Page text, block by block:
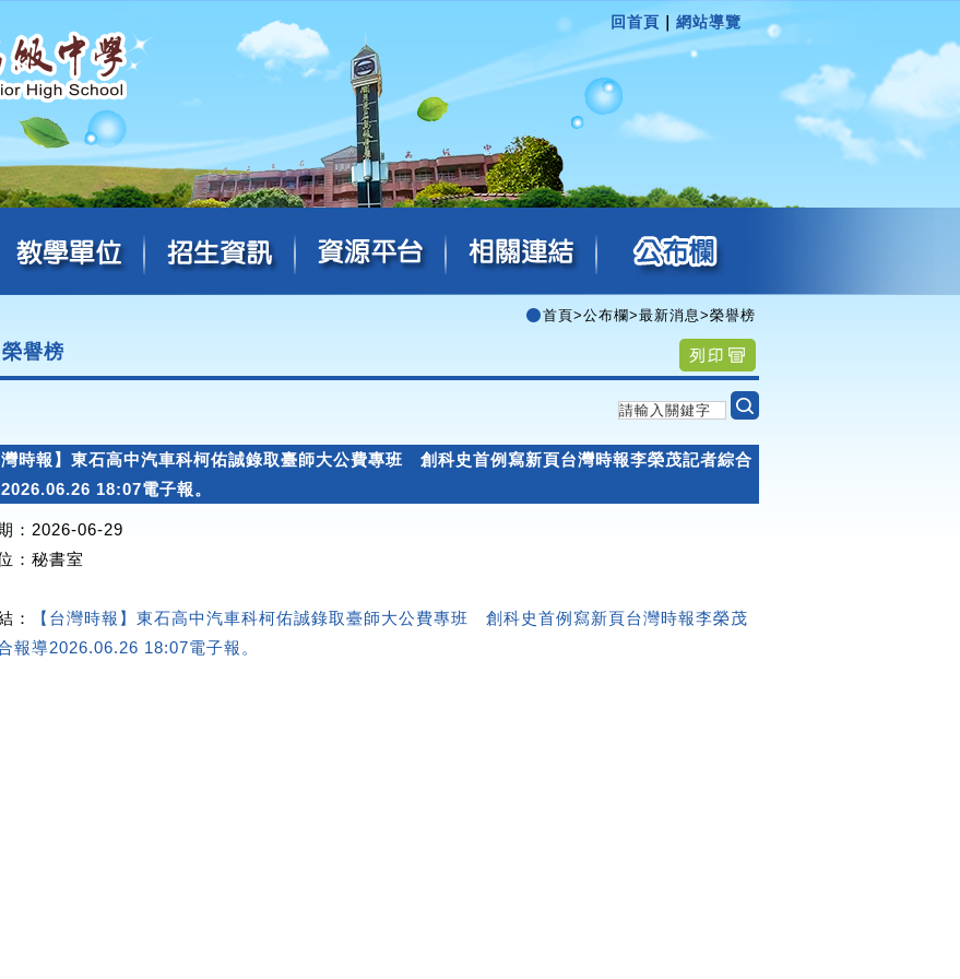
回首頁 網站導覽
首頁>公布欄>最新消息>榮譽榜
榮譽榜
灣時報】東石高中汽車科柯佑誠錄取臺師大公費專班 創科史首例寫新頁台灣時報李榮茂記者綜合
18:07電子報。
：2026-06-29
：秘書室
：
【台灣時報】東石高中汽車科柯佑誠錄取臺師大公費專班 創科史首例寫新頁台灣時報李榮茂
報導2026.06.26 18:07電子報。